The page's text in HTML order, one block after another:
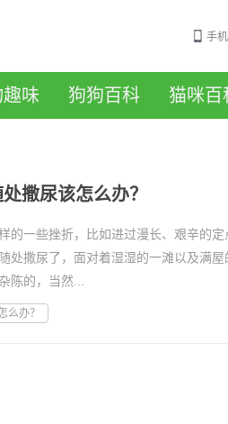
手
趣味 狗狗百科 猫咪百
撒尿该怎么办？
的一些挫折，比如进过漫长、艰辛的定
处撒尿了，面对着湿湿的一滩以及满屋
陈的，当然...
么办？